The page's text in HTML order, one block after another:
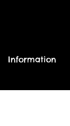
Information